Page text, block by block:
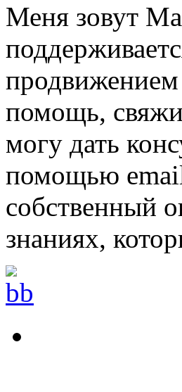
Меня зовут
помощь,
могу дать
помощью
собственный
знаниях,